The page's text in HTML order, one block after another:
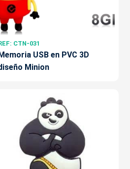
CTN-031
USB en PVC 3D
Minion